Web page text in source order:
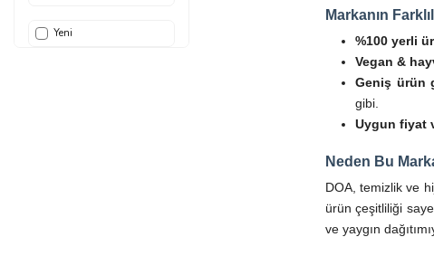
Yeni
Markanın
%100 yerli
Vegan &
Geniş ürün
gibi.
Uygun fiyat
Neden Bu
DOA, temizlik ve
ürün çeşitliliği
ve yaygın